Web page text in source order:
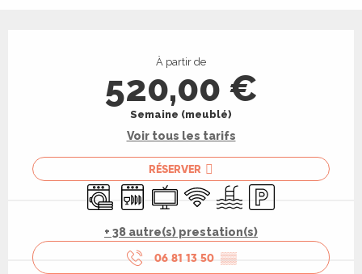
À partir de
520,00 €
Semaine (meublé)
Voir tous les tarifs
RÉSERVER
Lave lingeLave vaisselle
Télévision
WiFi PiscineParking
+ 38 autre(s) prestation(s)
06 81 13 50 ▒▒